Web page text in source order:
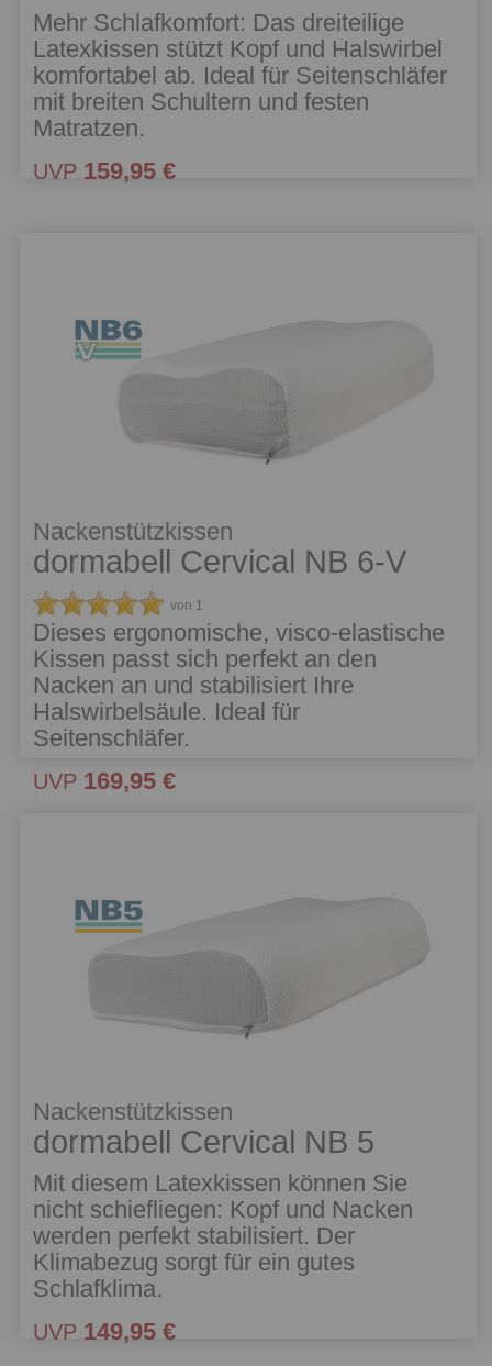
Mehr Schlafkomfort: Das dreiteilige
Latexkissen stützt Kopf und Halswirbel
komfortabel ab. Ideal für Seitenschläfer
mit breiten Schultern und festen
Matratzen.
UVP 159,95 €
Nackenstützkissen
dormabell Cervical NB 6-V
von 1
Dieses ergonomische, visco-elastische
Kissen passt sich perfekt an den
Nacken an und stabilisiert Ihre
Halswirbelsäule. Ideal für
Seitenschläfer.
UVP 169,95 €
Nackenstützkissen
dormabell Cervical NB 5
Mit diesem Latexkissen können Sie
nicht schiefliegen: Kopf und Nacken
werden perfekt stabilisiert. Der
Klimabezug sorgt für ein gutes
Schlafklima.
UVP 149,95 €